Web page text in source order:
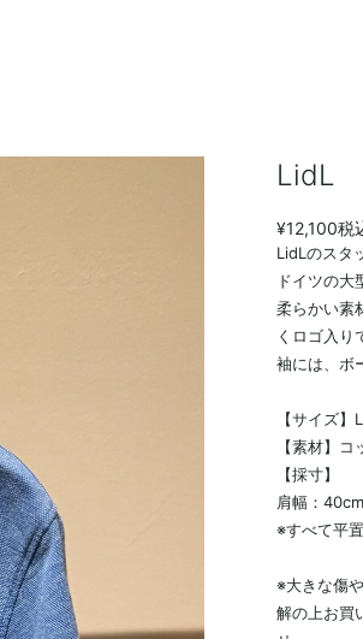
LidL
¥12,100税
LidLのスタ
ドイツの大
柔らかい素
くロゴ入り
袖には、ボ
【サイズ】L
【素材】
【採寸】
肩幅：
※すべて平
※大きな傷
解の上お買